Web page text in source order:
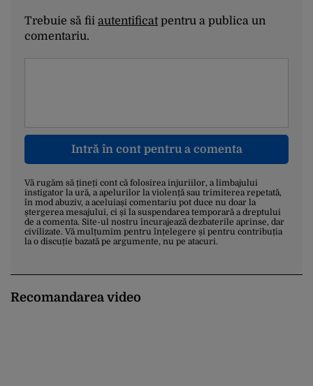
Trebuie să fii autentificatpentru a publica un
comentariu.
Intră în cont pentru a comenta
Vă rugăm să țineți cont că folosirea injuriilor, a limbajului
instigator la ură, a apelurilor la violență sau trimiterea repetată,
în mod abuziv, a aceluiași comentariu pot duce nu doar la
ștergerea mesajului, ci și la suspendarea temporară a dreptului
de a comenta. Site-ul nostru încurajează dezbaterile aprinse, dar
civilizate. Vă mulțumim pentru înțelegere și pentru contribuția
la o discuție bazată pe argumente, nu pe atacuri.
Recomandarea video